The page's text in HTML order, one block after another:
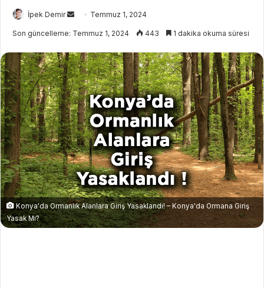
İpek Demir
i
e
-
p
o
s
t
a
g
ö
n
d
e
r
Temmuz 1, 2024
Son güncelleme: Temmuz 1, 2024 443 1 dakika okuma süresi
Konya'da Ormanlık Alanlara Giriş Yasaklandı! – Konya'da Ormana Giriş
Yasak Mı?